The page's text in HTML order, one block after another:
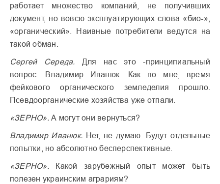
работает множество компаний, не получивших
документ, но вовсю эксплуатирующих слова «био-»,
«органический». Наивные потребители ведутся на
такой обман.
Сергей Середа. Для нас это -принципиальный
вопрос. Владимир Иванюк. Как по мне, время
фейкового органического земледелия прошло.
Псевдоорганические хозяйства уже отпали.
«ЗЕРНО».А могут они вернуться?
Владимир Иванюк. Нет, не думаю. Будут отдельные
попытки, но абсолютно бесперспективные.
«ЗЕРНО».Какой зарубежный опыт может быть
полезен украинским аграриям?